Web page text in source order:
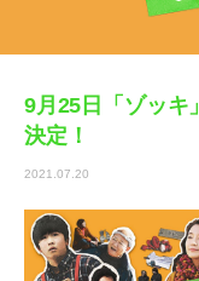
9月25日「ゾッキ
決定！
2021.07.20